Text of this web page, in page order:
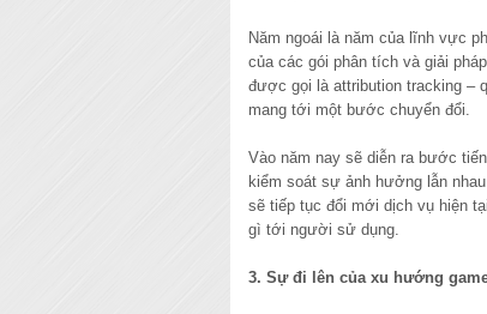
Năm ngoái là năm của lĩnh vực
của các gói phân tích và giải
được gọi là attribution tracking –
mang tới một bước chuyển đổi.
Vào năm nay sẽ diễn ra bước
kiểm soát sự ảnh hưởng lẫn
sẽ tiếp tục đổi mới dịch vụ hiện
gì tới người sử dụng.
3. Sự đi lên của xu hướng